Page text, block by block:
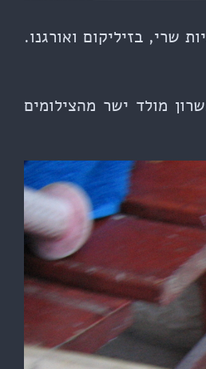
שרי, בזיליקום ואורגנו.
מולד ישר מהצילומים